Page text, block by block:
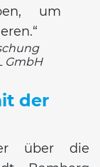
um
GmbH
der
über die